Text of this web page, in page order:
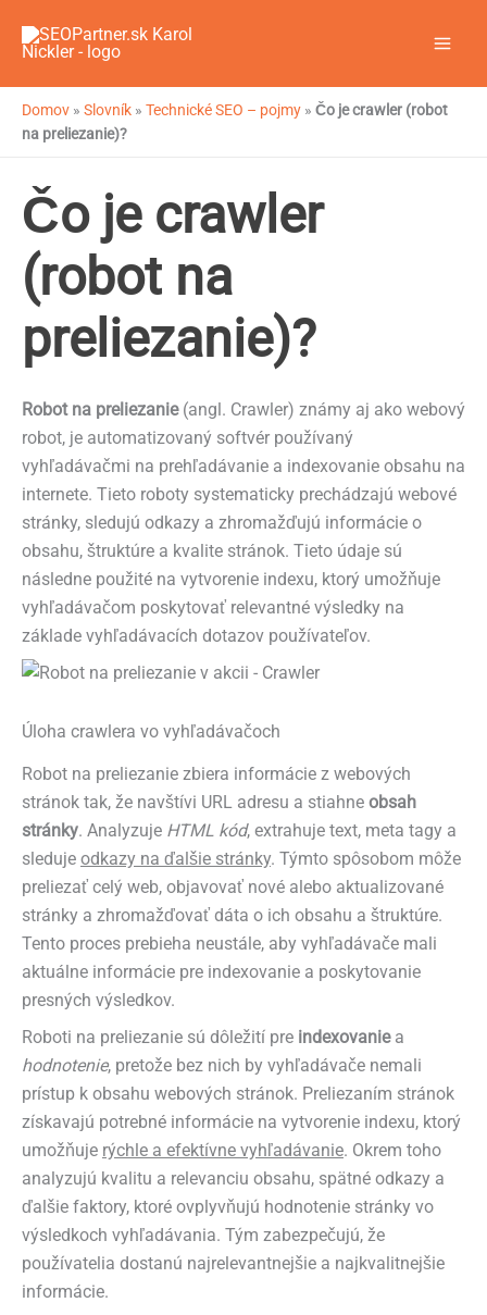
Domov » Slovník » Technické SEO – pojmy » Čo je crawler (robot
na preliezanie)?
Čo je crawler
(robot na
preliezanie)?
Robot na preliezanie(angl. Crawler) známy aj ako webový
robot, je automatizovaný softvér používaný
vyhľadávačmi na prehľadávanie a indexovanie obsahu na
internete. Tieto roboty systematicky prechádzajú webové
stránky, sledujú odkazy a zhromažďujú informácie o
obsahu, štruktúre a kvalite stránok. Tieto údaje sú
následne použité na vytvorenie indexu, ktorý umožňuje
vyhľadávačom poskytovať relevantné výsledky na
základe vyhľadávacích dotazov používateľov.
Úloha crawlera vo vyhľadávačoch
Robot na preliezanie zbiera informácie z webových
stránok tak, že navštívi URL adresu a stiahne obsah
stránky. Analyzuje HTML kód, extrahuje text, meta tagy a
sleduje odkazy na ďalšie stránky. Týmto spôsobom môže
preliezať celý web, objavovať nové alebo aktualizované
stránky a zhromažďovať dáta o ich obsahu a štruktúre.
Tento proces prebieha neustále, aby vyhľadávače mali
aktuálne informácie pre indexovanie a poskytovanie
presných výsledkov.
Roboti na preliezanie sú dôležití pre indexovaniea
hodnotenie, pretože bez nich by vyhľadávače nemali
prístup k obsahu webových stránok. Preliezaním stránok
získavajú potrebné informácie na vytvorenie indexu, ktorý
umožňuje rýchle a efektívne vyhľadávanie. Okrem toho
analyzujú kvalitu a relevanciu obsahu, spätné odkazy a
ďalšie faktory, ktoré ovplyvňujú hodnotenie stránky vo
výsledkoch vyhľadávania. Tým zabezpečujú, že
používatelia dostanú najrelevantnejšie a najkvalitnejšie
informácie.